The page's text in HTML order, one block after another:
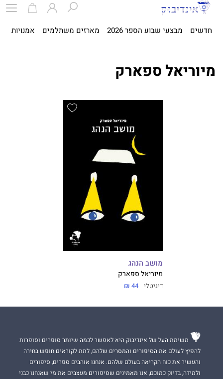
חדשים מבצעי שבוע הספר 2026 מארזים משתלמים אמנויות
מיוריאל ספארק
מושב הנהג
מיוריאל ספארק
דיגיטלי 44 ₪
משימת העל של אינדיבוק היא לאפשר לכמה שיותר סופרים וסופרות
להפיץ לעולם את הסיפורים והמסרים שלהם, לתת לקוראים חופש בחירה
והעשיר את כוח הקריאה בעולם שלהם. אנחנו אוהבים ספרים, סיפורים
ולמידה, בדיוק כמוכם, אנו מאמינים שסיפורים מעצבים את מי שאנחנו כבני